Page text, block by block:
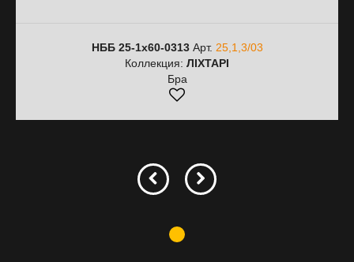
НББ 25-1х60-0313Арт. 25,1,3/03
Коллекция: ЛІХТАРІ
Бра